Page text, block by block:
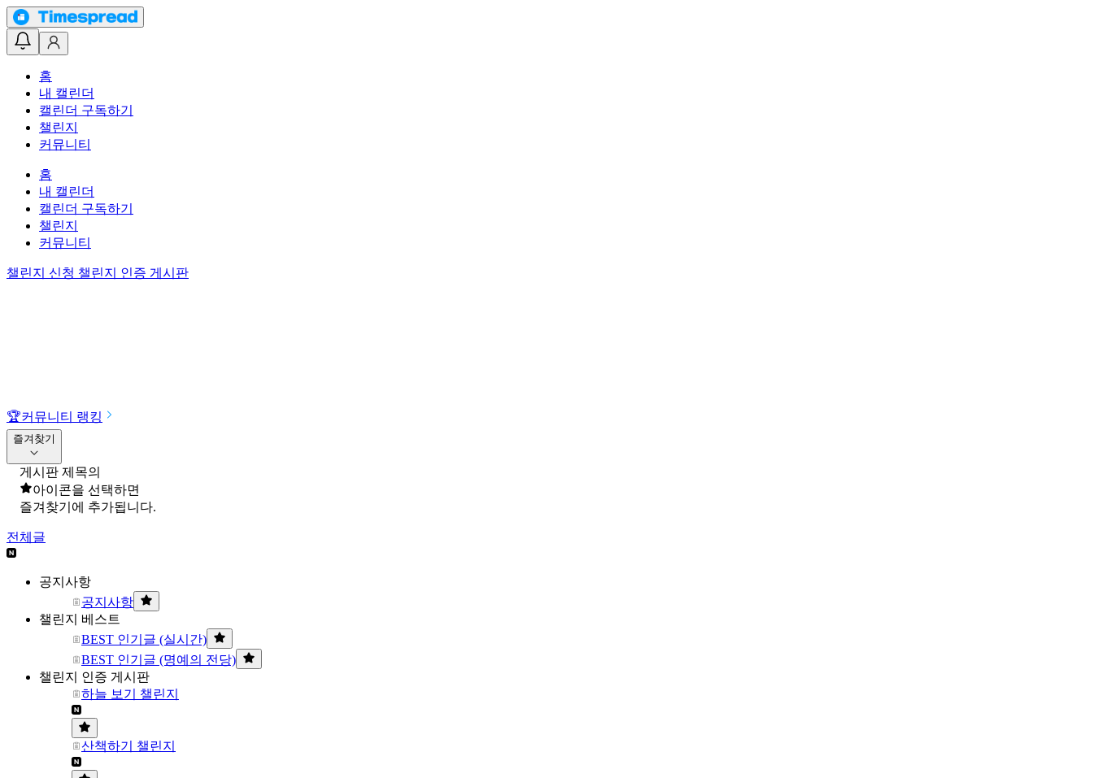
홈
내 캘린더
캘린더 구독하기
챌린지
커뮤니티
홈
내 캘린더
캘린더 구독하기
챌린지
커뮤니티
챌린지 신청 챌린지 인증 게시판
🏆커뮤니티 랭킹
즐겨찾기
게시판 제목의
아이콘을 선택하면
즐겨찾기에 추가됩니다.
전체글
공지사항
공지사항
챌린지 베스트
BEST 인기글 (실시간)
BEST 인기글 (명예의 전당)
챌린지 인증 게시판
하늘 보기 챌린지
산책하기 챌린지